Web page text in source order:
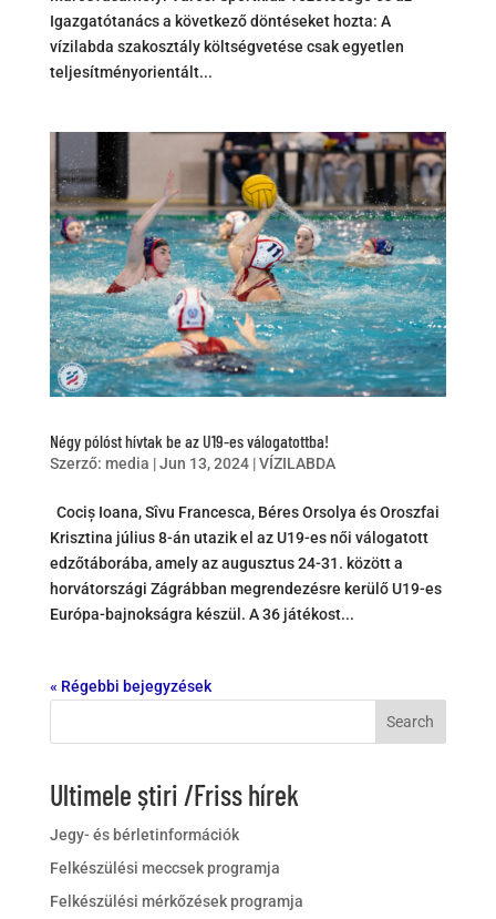
Igazgatótanács a következő döntéseket hozta: A
vízilabda szakosztály költségvetése csak egyetlen
teljesítményorientált...
Négy pólóst hívtak be az U19-es válogatottba!
Szerző: media |Jun 13, 2024|VÍZILABDA
Cociș Ioana, Sîvu Francesca, Béres Orsolya és Oroszfai
Krisztina július 8-án utazik el az U19-es női válogatott
edzőtáborába, amely az augusztus 24-31. között a
horvátországi Zágrábban megrendezésre kerülő U19-es
Európa-bajnokságra készül. A 36 játékost...
« Régebbi bejegyzések
Search
Ultimele știri /Friss hírek
Jegy- és bérletinformációk
Felkészülési meccsek programja
Felkészülési mérkőzések programja